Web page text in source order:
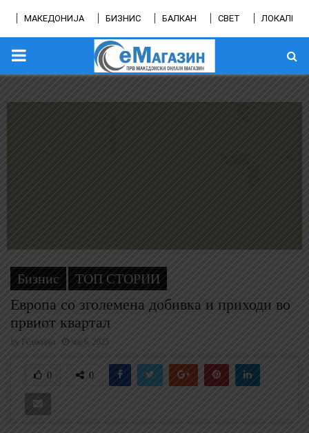
МАКЕДОНИЈА БИЗНИС БАЛКАН СВЕТ ЛОКАЛНО
PRIMARY
Бизнис ТОП СТОРИИ
Европа со зголемена добивка и приходи во
првиот квартал
by Редакција мај 6, 2025
0 0